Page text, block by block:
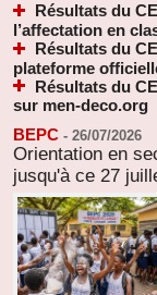
Résultats du
l’affectation en
Résultats du
plateforme
Résultats du
sur men-deco.org
BEPC - 26/07/2026
Orientation en
jusqu'à ce 27